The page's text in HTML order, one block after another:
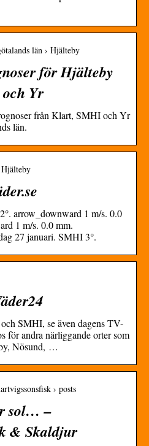
län › Hjälteby
för Hjälteby
Yr
från Klart, SMHI och Yr
län.
Hjälteby
arrow_downward 1 m/s. 0.0
1 m/s. 0.0 mm.
27 januari. SMHI 3°.
SMHI, se även dagens TV-
för andra närliggande orter som
Nösund, …
› posts
sol… –
& Skaldjur